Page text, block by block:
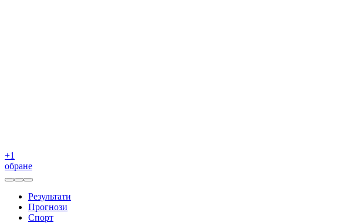
+1
обране
Результати
Прогнози
Спорт